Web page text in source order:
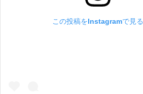
この投稿をInstagramで見る